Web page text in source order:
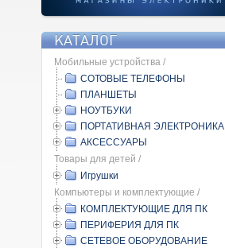
КАТАЛОГ
Мобильные устройства /
СОТОВЫЕ ТЕЛЕФОНЫ
ПЛАНШЕТЫ
НОУТБУКИ
ПОРТАТИВНАЯ ЭЛЕКТРОНИКА
АКСЕССУАРЫ
Товары для детей /
Игрушки
Компьютеры и комплектующие /
КОМПЛЕКТУЮЩИЕ ДЛЯ ПК
ПЕРИФЕРИЯ ДЛЯ ПК
СЕТЕВОЕ ОБОРУДОВАНИЕ